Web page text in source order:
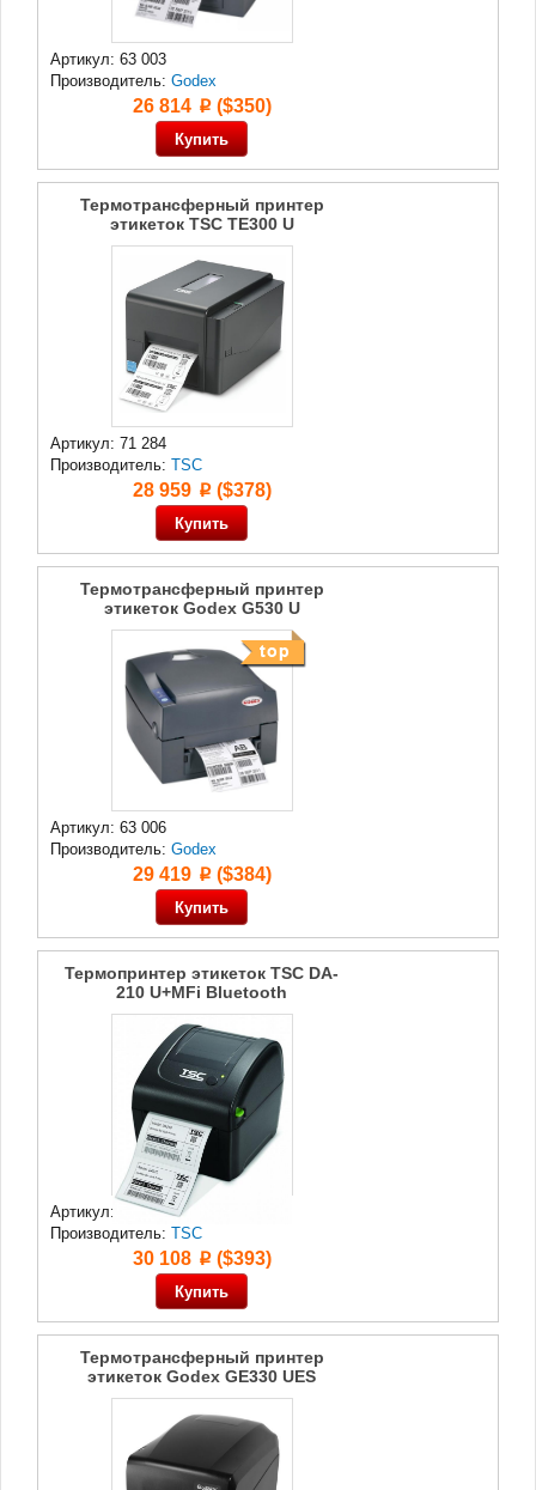
Артикул: 63 003
Производитель: Godex
26 814 p($350)
Термотрансферный принтер
этикеток TSC TE300 U
Артикул: 71 284
Производитель: TSC
28 959 p($378)
Термотрансферный принтер
этикеток Godex G530 U
Артикул: 63 006
Производитель: Godex
29 419 p($384)
Термопринтер этикеток TSC DA-
210 U+MFi Bluetooth
Артикул: 73 507
Производитель: TSC
30 108 p($393)
Термотрансферный принтер
этикеток Godex GE330 UES